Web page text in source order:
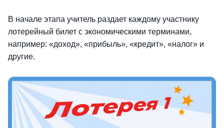
В начале этапа учитель раздает каждому участнику
лотерейный билет с экономическими терминами,
например: «доход», «прибыль», «кредит», «налог» и
другие.